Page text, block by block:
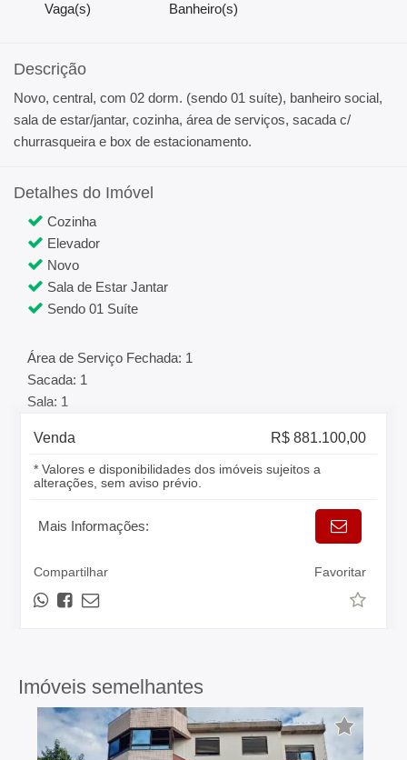
Vaga(s)
Banheiro(s)
Descrição
Novo, central, com 02 dorm. (sendo 01 suíte), banheiro social,
sala de estar/jantar, cozinha, área de serviços, sacada c/
churrasqueira e box de estacionamento.
Detalhes do Imóvel
Cozinha
Elevador
Novo
Sala de Estar Jantar
Sendo 01 Suíte
Área de Serviço Fechada: 1
Sacada: 1
Sala: 1
Venda R$ 881.100,00
* Valores e disponibilidades dos imóveis sujeitos a
alterações, sem aviso prévio.
Mais Informações:
Compartilhar Favoritar
Imóveis semelhantes